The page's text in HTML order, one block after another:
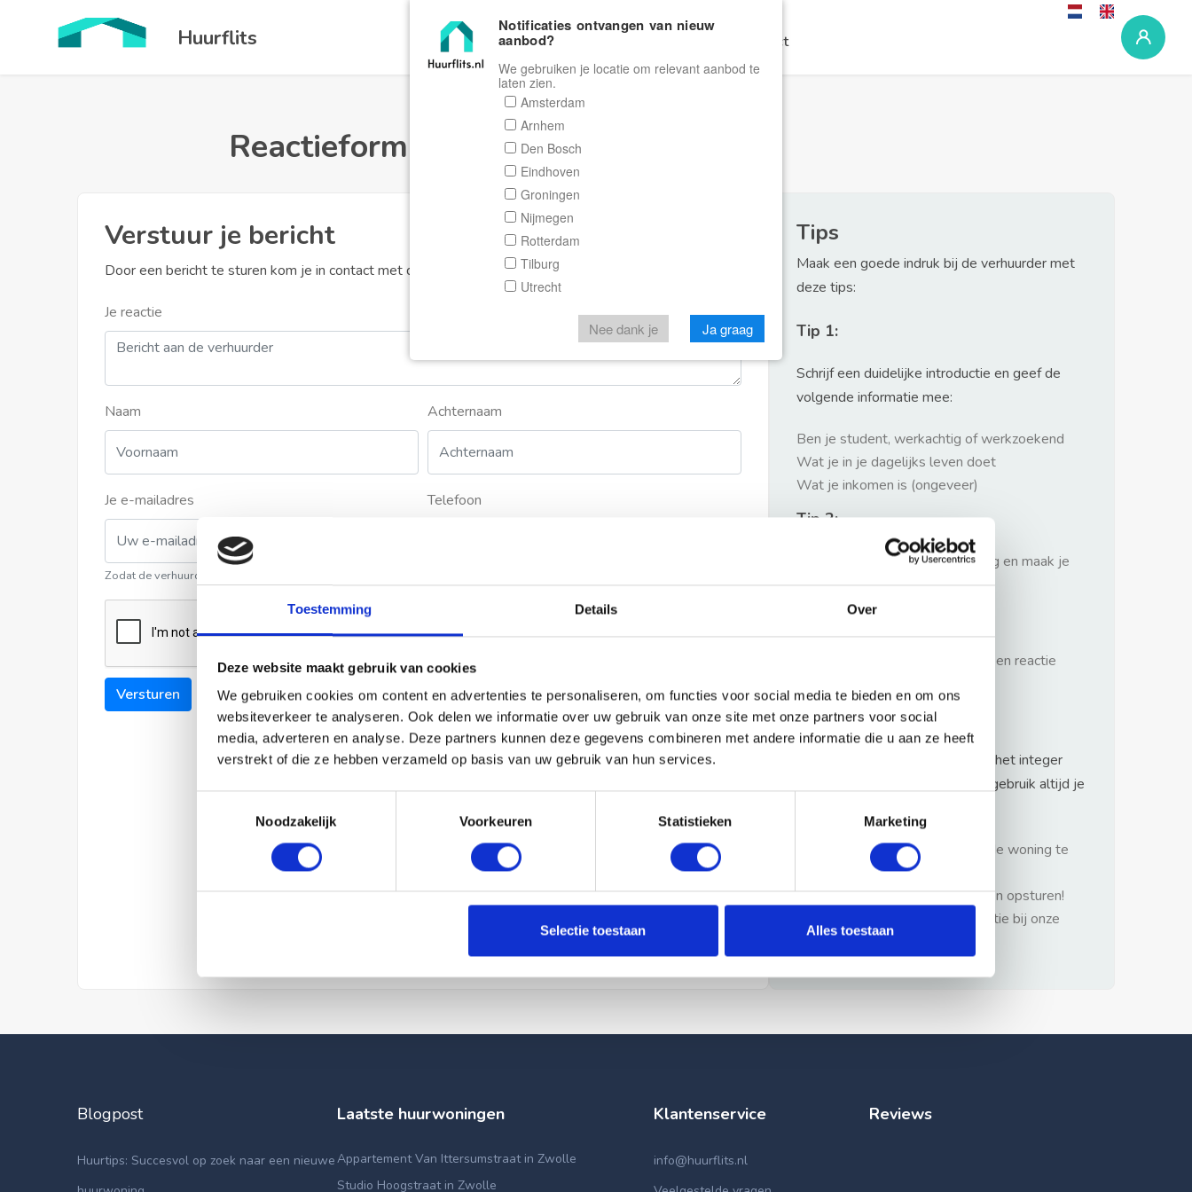
Toestemming Details Over
Deze website maakt gebruik van cookies
We gebruiken cookies om content en advertenties te personaliseren, om functies voor social media te bieden en om ons
websiteverkeer te analyseren. Ook delen we informatie over uw gebruik van onze site met onze partners voor social
media, adverteren en analyse. Deze partners kunnen deze gegevens combineren met andere informatie die u aan ze heeft
verstrekt of die ze hebben verzameld op basis van uw gebruik van hun services.
Noodzakelijk
Voorkeuren Statistieken Marketing
Selectie toestaan Alles toestaan
Huurflits Home Zoeken Contact
Reactieformulier Huurflits
Verstuur je bericht
Door een bericht te sturen kom je in contact met de aanbieder of makelaar van de woning.
Je reactie
Naam Achternaam
Je e-mailadres
Zodat de verhuurder contact met u kan opnemen
Telefoon
Versturen
Tips
Maak een goede indruk bij de verhuurder met
deze tips:
Tip 1:
Schrijf een duidelijke introductie en geef de
volgende informatie mee:
Ben je student, werkachtig of werkzoekend
Wat je in je dagelijks leven doet
Wat je inkomen is (ongeveer)
Tip 2:
Wees beleefd, niet te langdradig en maak je
verhaal kort
Wacht niet met reageren. Snel een reactie
Waarschuwing
Huurflits hecht veel waarde aan het integer
handelen van verhuurders maar gebruik altijd je
1: Nooit vooraf betalen zonder de woning te
hebben gezien.
2: Geen persoonlijke documenten opsturen!
3: Meld bij misbruik de advertentie bij onze
klantenservice.
Blogpost
Huurtips: Succesvol op zoek naar een nieuwe
Laatste huurwoningen
Appartement Van Ittersumstraat in Zwolle
Studio Hoogstraat in Zwolle
Klantenservice
info@huurflits.nl
Reviews
Notificaties ontvangen van nieuw
aanbod?
We gebruiken je locatie om relevant aanbod te
laten zien.
Amsterdam
Arnhem
Den Bosch
Eindhoven
Groningen
Nijmegen
Rotterdam
Tilburg
Utrecht
Nee dank je Ja graag